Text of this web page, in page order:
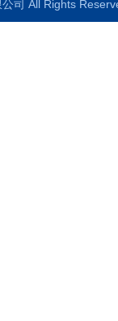
公司 All Rights